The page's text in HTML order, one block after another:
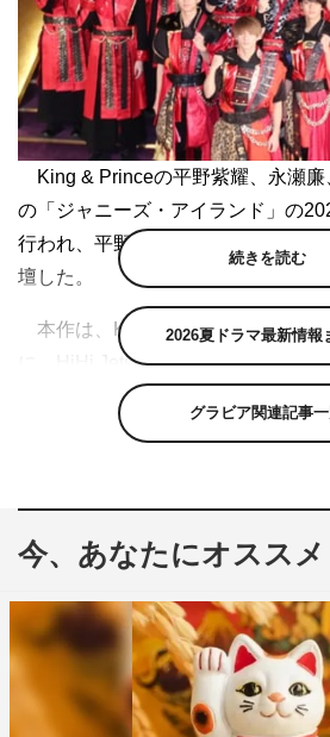
King & Princeの平野紫耀、永瀬廉
の「ジャニーズ・アイランド」の
行われ、平野、永瀬、髙橋海人をは
壇した。
本作は、King & Princeの平野、永
に、HiHi Jets、美 少年、7 MEN 侍
歳がいる研究生も含めた平均年齢
のカンパニーを結成。2012年11月
造。本作は、その原点に立ち返り、
ーとなっている。
この年末年始を、平野は「いろん
ただき、充実した感じでもあって
続きを読む
2026夏ドラマ最新情報
グラビア関連記事
今、あなたにオススメ